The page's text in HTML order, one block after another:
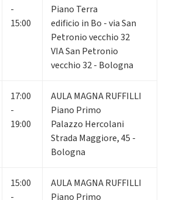
-
15:00
Piano Terra
edificio in Bo - via San
Petronio vecchio 32
VIA San Petronio
vecchio 32 - Bologna
17:00
-
19:00
AULA MAGNA RUFFILLI
Piano Primo
Palazzo Hercolani
Strada Maggiore, 45 -
Bologna
15:00
-
AULA MAGNA RUFFILLI
Piano Primo